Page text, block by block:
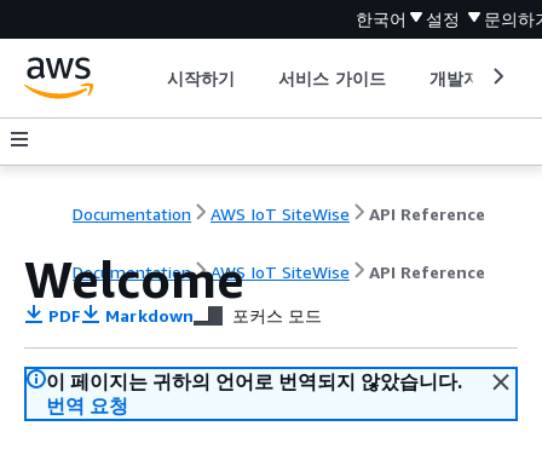
한국어 설정 문의하
시작하기 서비스 가이드 개발자 도구
Documentation AWS IoT SiteWise API Reference
Documentation AWS IoT SiteWise API Reference
Welcome
PDF Markdown 포커스 모드
이 페이지는 귀하의 언어로 번역되지 않았습니다.
번역 요청